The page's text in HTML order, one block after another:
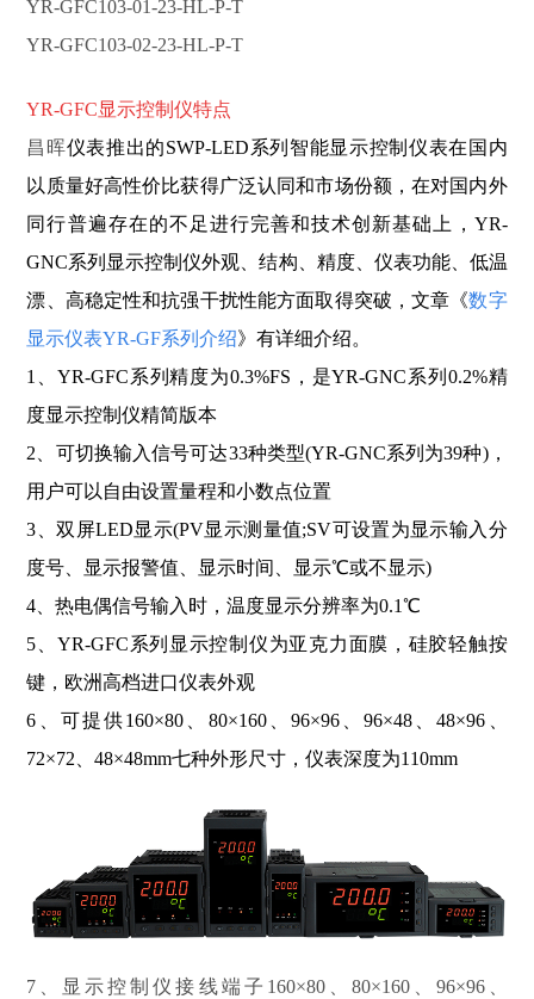
YR-GFC103-01-23-HL-P-T
YR-GFC103-02-23-HL-P-T
YR-GFC显示控制仪特点
昌晖仪表推出的SWP-LED系列智能显示控制仪表在国内
以质量好高性价比获得广泛认同和市场份额，在对国内外
同行普遍存在的不足进行完善和技术创新基础上，YR-
GNC系列显示控制仪外观、结构、精度、仪表功能、低温
漂、高稳定性和抗强干扰性能方面取得突破，文章《数字
显示仪表YR-GF系列介绍》有详细介绍。
1、YR-GFC系列精度为0.3%FS，是YR-GNC系列0.2%精
度显示控制仪精简版本
2、可切换输入信号可达33种类型(YR-GNC系列为39种)，
用户可以自由设置量程和小数点位置
3、双屏LED显示(PV显示测量值;SV可设置为显示输入分
度号、显示报警值、显示时间、显示℃或不显示)
4、热电偶信号输入时，温度显示分辨率为0.1℃
5、YR-GFC系列显示控制仪为亚克力面膜，硅胶轻触按
键，欧洲高档进口仪表外观
6、可提供160×80、80×160、96×96、96×48、48×96、
72×72、48×48mm七种外形尺寸，仪表深度为110mm
7、显示控制仪接线端子160×80、80×160、96×96、